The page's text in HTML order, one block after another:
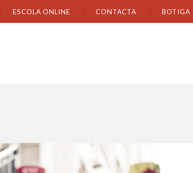
ESCOLA ONLINE CONTACTA BOTIGA